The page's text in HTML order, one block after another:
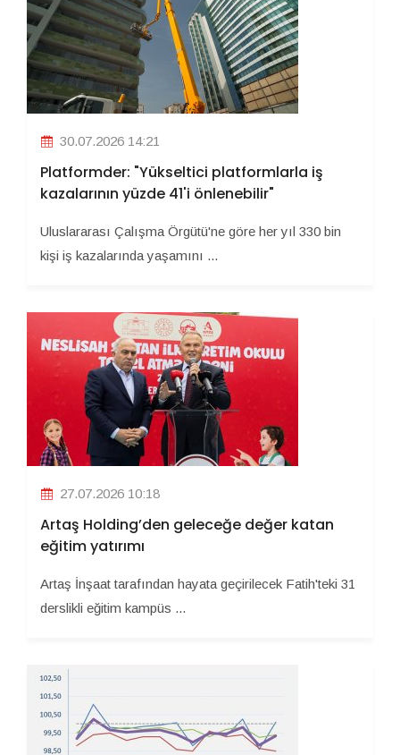
30.07.2026 14:21
Platformder: "Yükseltici platformlarla iş
kazalarının yüzde 41'i önlenebilir"
Uluslararası Çalışma Örgütü'ne göre her yıl 330 bin
kişi iş kazalarında yaşamını ...
27.07.2026 10:18
Artaş Holding’den geleceğe değer katan
eğitim yatırımı
Artaş İnşaat tarafından hayata geçirilecek Fatih'teki 31
derslikli eğitim kampüs ...